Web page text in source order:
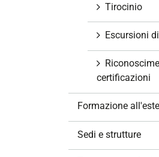
Tirocinio
Escursioni
certificazioni
Formazione
Sedi e strutture